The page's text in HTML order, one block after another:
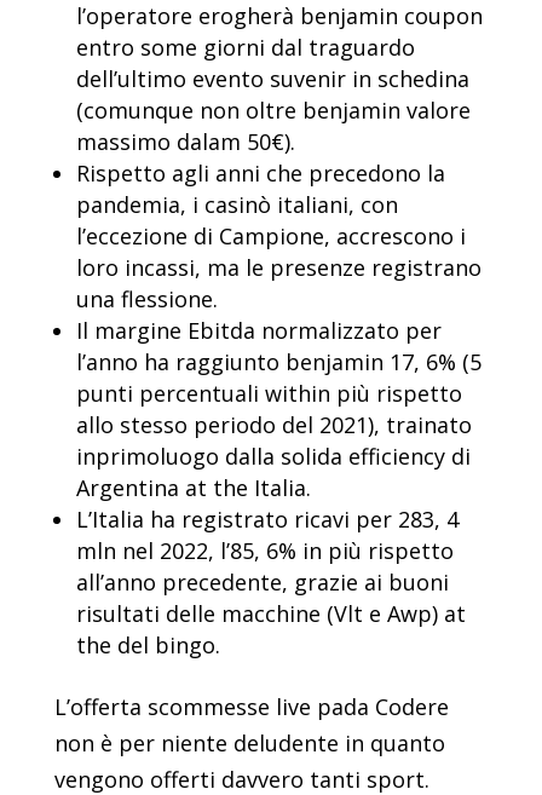
l’operatore erogherà benjamin coupon
entro some giorni dal traguardo
dell’ultimo evento suvenir in schedina
(comunque non oltre benjamin valore
massimo dalam 50€).
Rispetto agli anni che precedono la
pandemia, i casinò italiani, con
l’eccezione di Campione, accrescono i
loro incassi, ma le presenze registrano
una flessione.
Il margine Ebitda normalizzato per
l’anno ha raggiunto benjamin 17, 6% (5
punti percentuali within più rispetto
allo stesso periodo del 2021), trainato
inprimoluogo dalla solida efficiency di
Argentina at the Italia.
L’Italia ha registrato ricavi per 283, 4
mln nel 2022, l’85, 6% in più rispetto
all’anno precedente, grazie ai buoni
risultati delle macchine (Vlt e Awp) at
the del bingo.
L’offerta scommesse live pada Codere
non è per niente deludente in quanto
vengono offerti davvero tanti sport.